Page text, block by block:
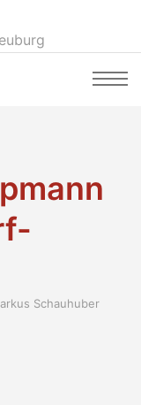
Schauhuber